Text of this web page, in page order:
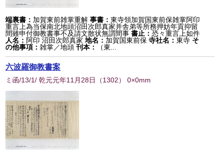
端裏書： 加賀東前雑掌重解 事書：東寺領加賀国東前保雑掌阿印
重言上為当保南北地頭沼田次郎真家并舎弟等所務押妨年貢抑留
間雖申付御教書事不及請文散状無謂間事書止：恐々重言上如件
人名： 阿印 沼田次郎真家 地名： 加賀国東前保 寺社名：東寺 そ
の他事項：雑掌／地頭刊本： （東...
六波羅御教書案
ミ函/13/1/ 乾元元年11月28日 （1302） 0×0mm